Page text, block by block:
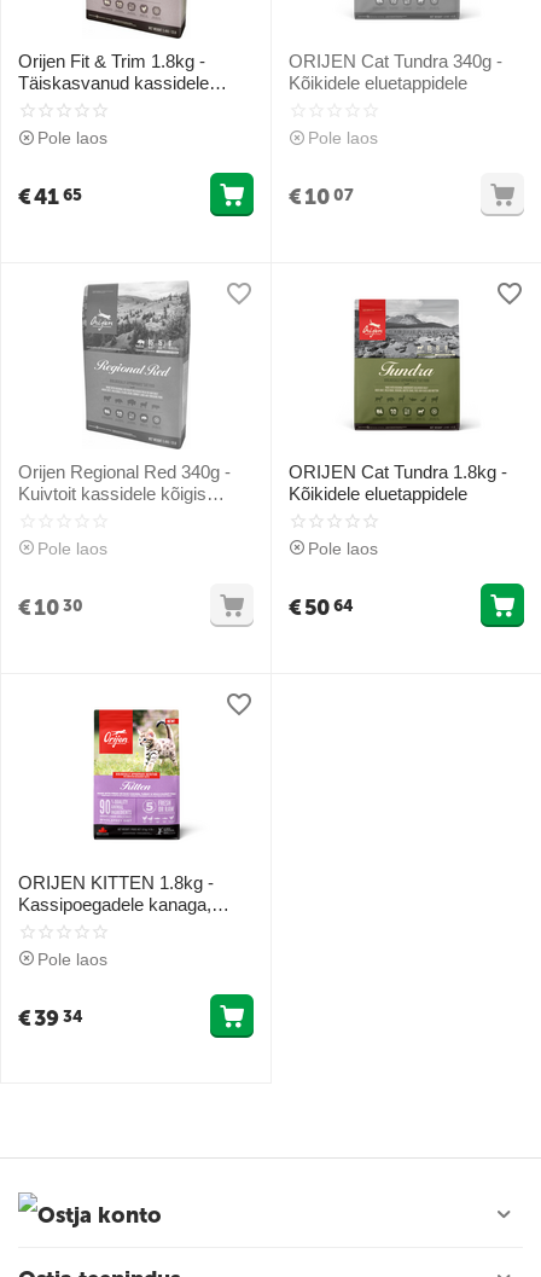
Orijen Fit & Trim 1.8kg -
Täiskasvanud kassidele
(kana ja vutt)
Pole laos
€4165
ORIJEN Cat Tundra 340g -
Kõikidele eluetappidele
Pole laos
€1007
Orijen Regional Red 340g -
Kuivtoit kassidele kõigis
Pole laos
€1030
ORIJEN Cat Tundra 1.8kg -
Kõikidele eluetappidele
Pole laos
€5064
ORIJEN KITTEN 1.8kg -
Kassipoegadele kanaga,
vuttide ja lõhega
Pole laos
€3934
Ostja konto